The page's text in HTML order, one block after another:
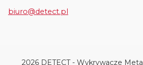
biuro@detect.pl
2026 DETECT - Wykrywacze